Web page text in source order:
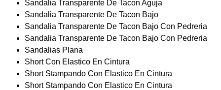
Sandalia Transparente De Tacon Aguja
Sandalia Transparente De Tacon Bajo
Sandalia Transparente De Tacon Bajo Con Pedreria
Sandalia Transparente De Tacon Bajo Con Pedreria
Sandalias Plana
Short Con Elastico En Cintura
Short Stampando Con Elastico En Cintura
Short Stampando Con Elastico En Cintura